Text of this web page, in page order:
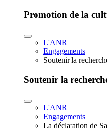
Promotion de la
L'ANR
Engagements
Soutenir la
Soutenir la
L'ANR
Engagements
La déclaration de